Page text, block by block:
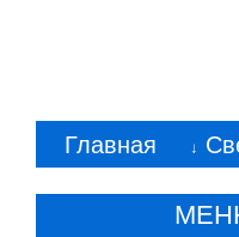
Главная ↓